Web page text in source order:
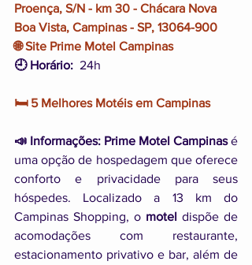
Proença, S/N - km 30 - Chácara Nova
Boa Vista, Campinas - SP, 13064-900
🌐 Site Prime Motel Campinas
🕘 Horário: 24h
🛏️ 5 Melhores Motéis em Campinas
📣 Informações: Prime Motel Campinas é
uma opção de hospedagem que oferece
conforto e privacidade para seus
hóspedes. Localizado a 13 km do
Campinas Shopping, o motel dispõe de
acomodações com restaurante,
estacionamento privativo e bar, além de